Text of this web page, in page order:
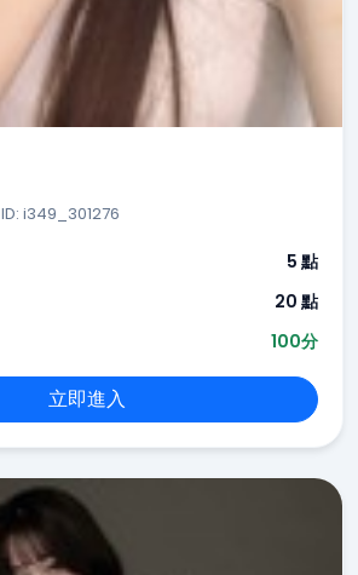
ID: i349_301276
5 點
20 點
100分
立即進入